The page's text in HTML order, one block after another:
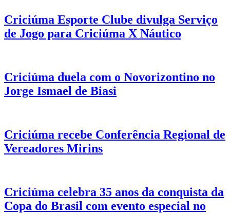
Criciúma Esporte Clube divulga Serviço
de Jogo para Criciúma X Náutico
Criciúma duela com o Novorizontino no
Jorge Ismael de Biasi
Criciúma recebe Conferência Regional de
Vereadores Mirins
Criciúma celebra 35 anos da conquista da
Copa do Brasil com evento especial no